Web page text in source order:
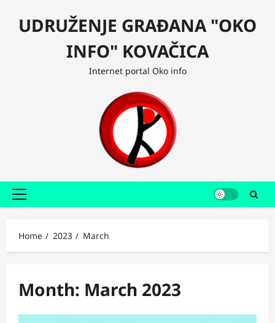
contentUDRUŽENJE GRAĐANA "OKO
INFO" KOVAČICA
Internet portal Oko info
Primary
Home
2023 March
Month: March 2023